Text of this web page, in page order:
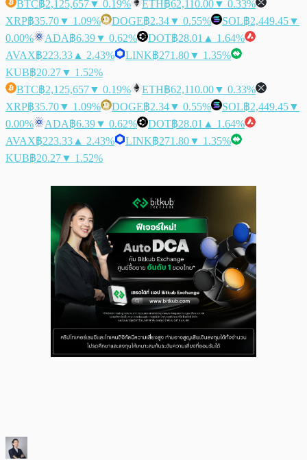
BTC฿2,125,657▼ 0.19% ETH฿62,110.00▼ 0.33%
XRP฿35.70▼ 1.09% DOGE฿2.34▼ 0.55% SOL฿2,449.45▼
0.00%
ADA฿6.39▼ 0.62% DOT฿28.01 ▲ 1.64%
AVAX฿223.33 ▲ 2.43% LINK฿271.80▼ 1.35%
KUB฿20.27▼ 1.52%
BTC฿2,125,657▼ 0.19% ETH฿62,110.00▼ 0.33%
XRP฿35.70▼ 1.09% DOGE฿2.34▼ 0.55% SOL฿2,449.45▼
0.00%
ADA฿6.39▼ 0.62% DOT฿28.01 ▲ 1.64%
AVAX฿223.33 ▲ 2.43% LINK฿271.80▼ 1.35%
KUB฿20.27▼ 1.52%